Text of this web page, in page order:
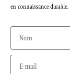
en connaissance durable.